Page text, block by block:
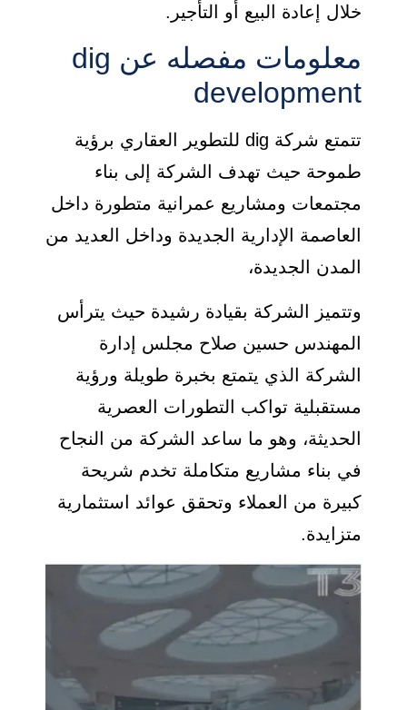
خلال إعادة البيع أو التأجير.
معلومات مفصله عن dig
development
تتمتع شركة dig للتطوير العقاري برؤية
طموحة حيث تهدف الشركة إلى بناء
مجتمعات ومشاريع عمرانية متطورة داخل
العاصمة الإدارية الجديدة وداخل العديد من
المدن الجديدة،
وتتميز الشركة بقيادة رشيدة حيث يترأس
المهندس حسين صلاح مجلس إدارة
الشركة الذي يتمتع بخبرة طويلة ورؤية
مستقبلية تواكب التطورات العصرية
الحديثة، وهو ما ساعد الشركة من النجاح
في بناء مشاريع متكاملة تخدم شريحة
كبيرة من العملاء وتحقق عوائد استثمارية
متزايدة.